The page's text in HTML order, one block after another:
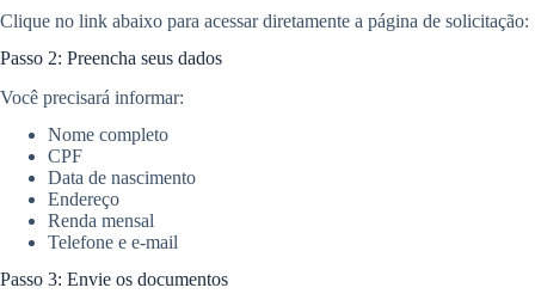
Clique no link abaixo para acessar diretamente a página de solicitação:
Passo 2: Preencha seus dados
Você precisará informar:
Nome completo
CPF
Data de nascimento
Endereço
Renda mensal
Telefone e e-mail
Passo 3: Envie os documentos